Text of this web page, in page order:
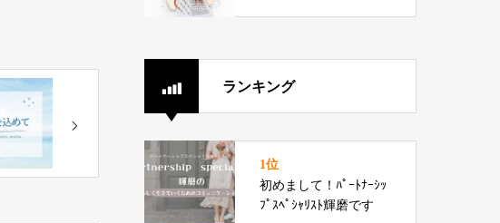
ランキング
1位
初めまして！ﾊﾟｰﾄﾅｰｼｯ
ﾌﾟｽﾍﾟｼｬﾘｽﾄ輝磨です